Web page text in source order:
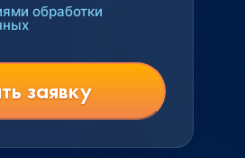
обработки
заявку